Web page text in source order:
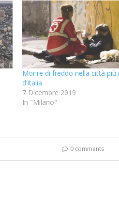
Morire di freddo nella città più
d’Italia
7 Dicembre 2019
In "Milano"
0 comments